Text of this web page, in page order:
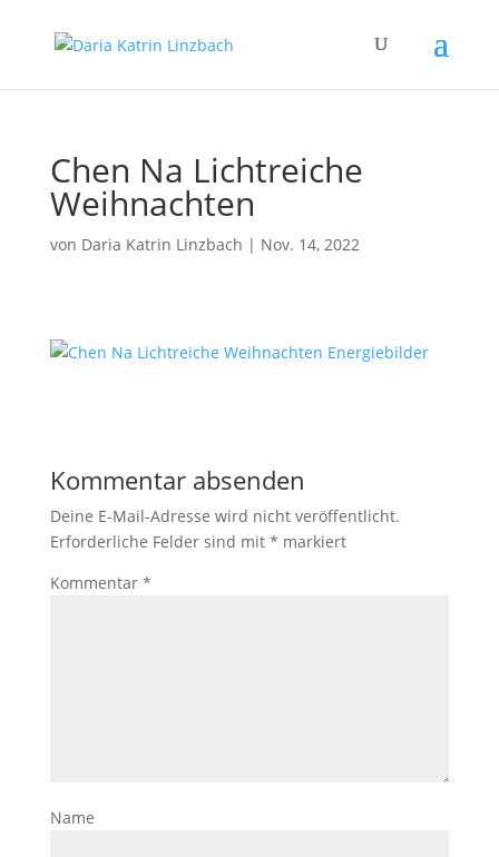
Chen Na Lichtreiche
Weihnachten
von Daria Katrin Linzbach | Nov. 14, 2022
Kommentar absenden
Deine E-Mail-Adresse wird nicht veröffentlicht.
Erforderliche Felder sind mit * markiert
Kommentar *
Name